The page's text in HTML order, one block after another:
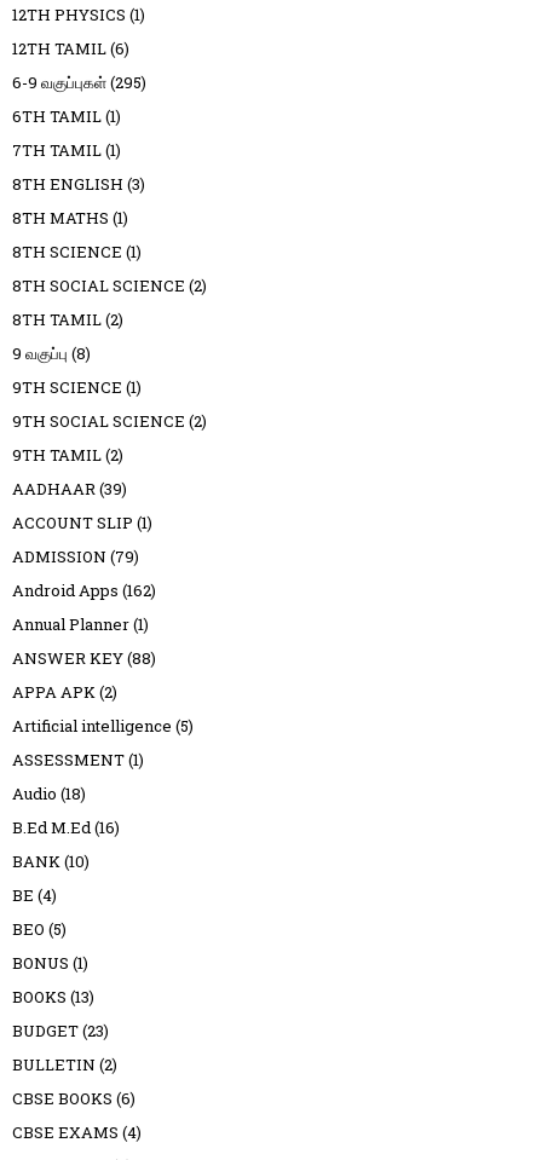
12TH PHYSICS (1)
12TH TAMIL(6)
6-9 வகுப்புகள்(295)
6TH TAMIL(1)
7TH TAMIL(1)
8TH ENGLISH (3)
8TH MATHS (1)
8TH SCIENCE (1)
8TH SOCIAL SCIENCE (2)
8TH TAMIL(2)
9 வகுப்பு (8)
9TH SCIENCE (1)
9TH SOCIAL SCIENCE (2)
9TH TAMIL(2)
AADHAAR(39)
ACCOUNT SLIP (1)
ADMISSION (79)
Android Apps (162)
Annual Planner(1)
ANSWER KEY(88)
APPA APK(2)
Artificial intelligence (5)
ASSESSMENT(1)
Audio (18)
B.Ed M.Ed(16)
BANK(10)
BE (4)
BEO (5)
BONUS (1)
BOOKS (13)
BUDGET(23)
BULLETIN (2)
CBSE BOOKS (6)
CBSE EXAMS (4)